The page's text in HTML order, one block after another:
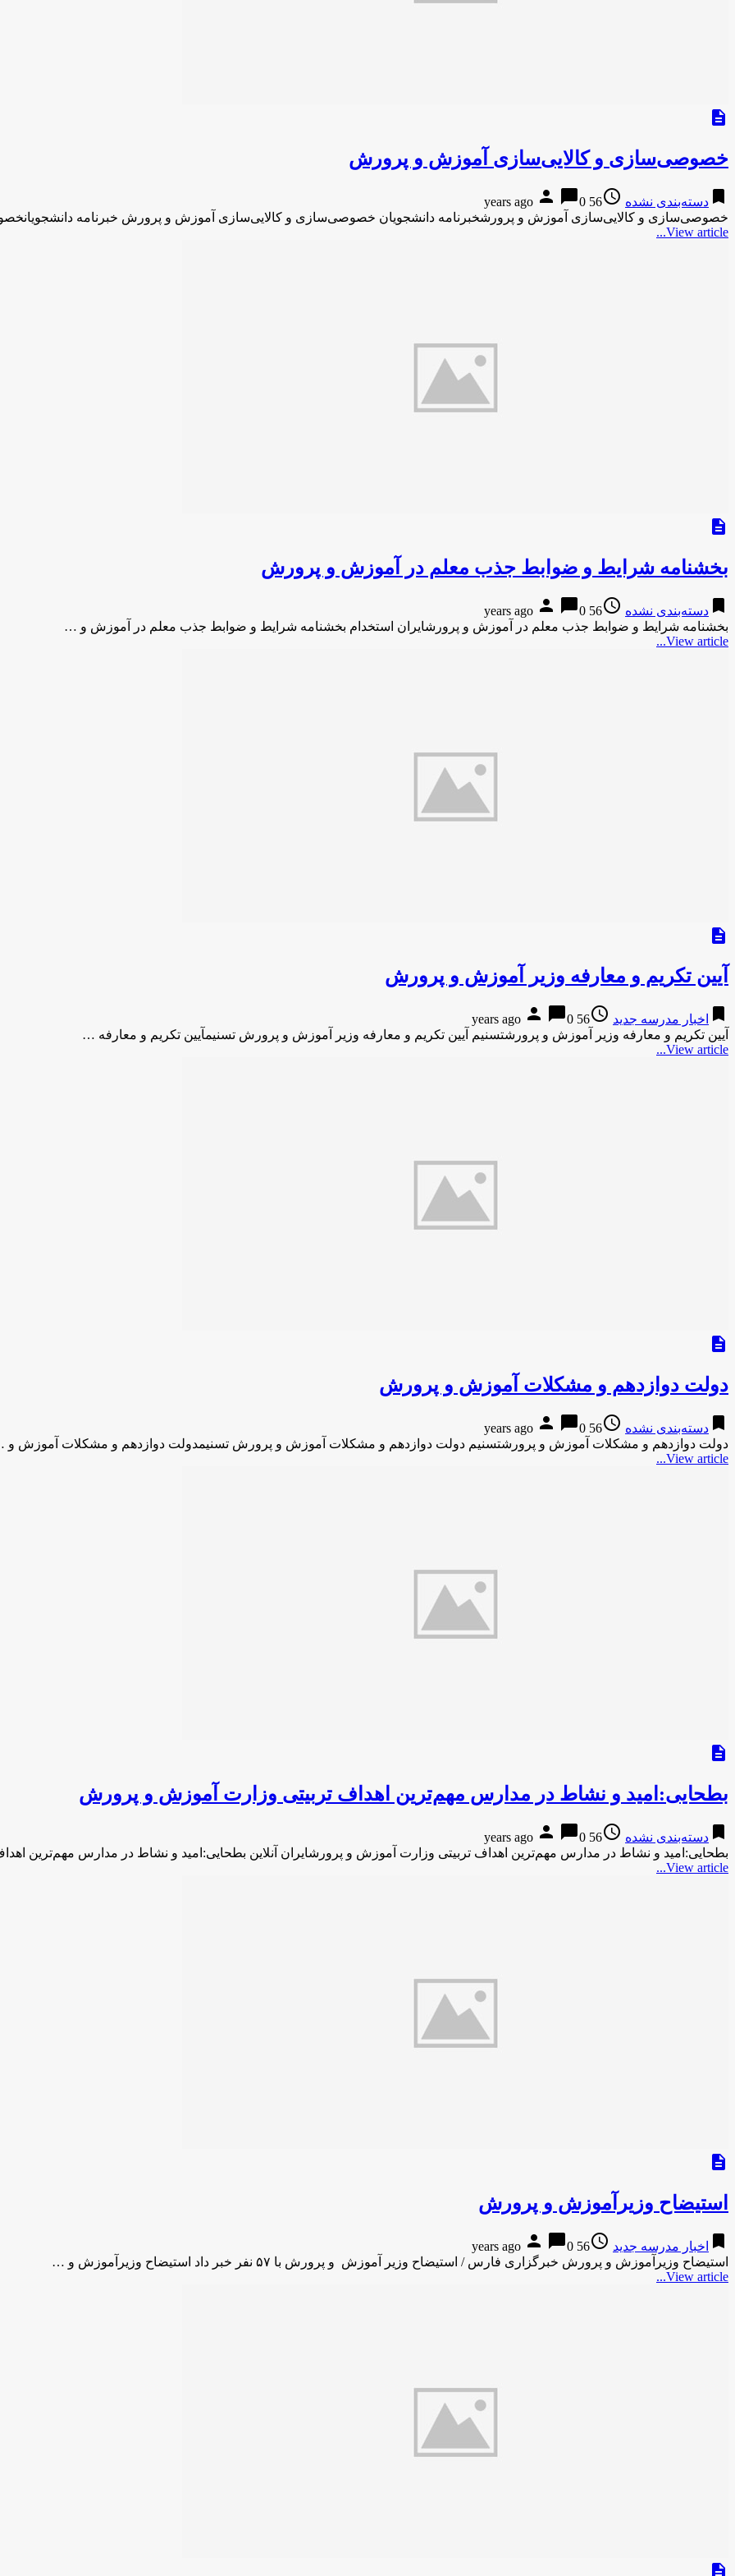
description
خصوصی‌سازی و کالایی‌سازی آموزش و پرورش
bookmark دسته‌بندی نشده access_time
56 years ago
person chat_bubble0
خصوصی‌سازی و کالایی‌سازی آموزش و پرورشخبرنامه دانشجویان خصوصی‌سازی و کالایی‌سازی آموزش و پرورش خبرنامه
View article...
description
بخشنامه‌ شرایط و ضوابط جذب معلم در آموزش و پرورش
bookmark دسته‌بندی نشده access_time
56 years ago
person chat_bubble0
بخشنامه‌ شرایط و ضوابط جذب معلم در آموزش و پرورشایران استخدام بخشنامه‌ شرایط و ضوابط جذب معلم در آموزش و …
View article...
description
آیین تکریم و معارفه وزیر آموزش و پرورش
bookmark اخبار مدرسه جدید access_time
56 years ago
person chat_bubble0
آیین تکریم و معارفه وزیر آموزش و پرورشتسنیم آیین تکریم و معارفه وزیر آموزش و پرورش تسنیمآیین تکریم و معارفه …
View article...
description
دولت دوازدهم و مشکلات آموزش و پرورش
bookmark دسته‌بندی نشده access_time
56 years ago
person chat_bubble0
دولت دوازدهم و مشکلات آموزش و پرورشتسنیم دولت دوازدهم و مشکلات آموزش و پرورش تسنیمدولت دوازدهم و مشکلات آموزش و
View article...
description
بطحایی:امید و نشاط در مدارس مهم‌ترین اهداف تربیتی وزارت آموزش و پرورش
bookmark دسته‌بندی نشده access_time
56 years ago
person chat_bubble0
بطحایی:امید و نشاط در مدارس مهم‌ترین اهداف تربیتی وزارت آموزش و پرورشایران آنلاین بطحایی:امید و نشاط در مدارس مهم‌ترین
View article...
description
استیضاح وزیرآموزش و پرورش
bookmark اخبار مدرسه جدید access_time
56 years ago
person chat_bubble0
استیضاح وزیرآموزش و پرورش خبرگزاری فارس / استیضاح وزیر آموزش و پرورش با ۵۷ نفر خبر داد استیضاح وزیرآموزش و …
View article...
description